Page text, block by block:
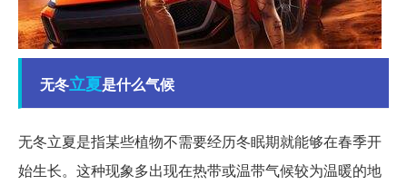
无冬立夏是什么气候
无冬立夏是指某些植物不需要经历冬眠期就能够在春季开
始生长。这种现象多出现在热带或温带气候较为温暖的地